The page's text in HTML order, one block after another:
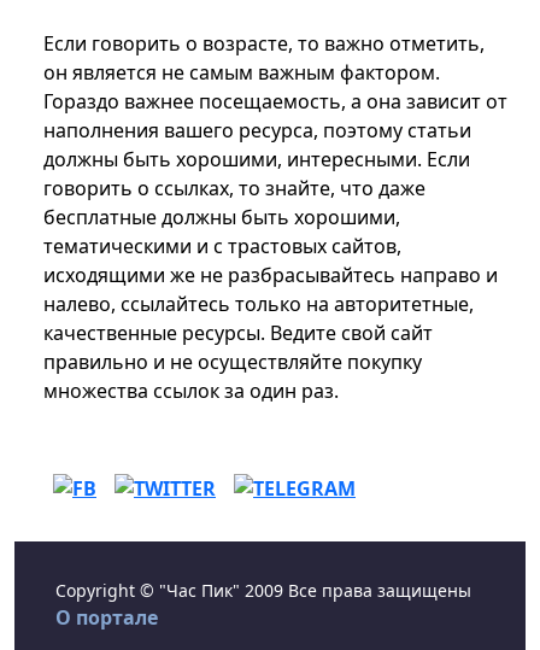
Если говорить о возрасте, то важно отметить,
он является не самым важным фактором.
Гораздо важнее посещаемость, а она зависит от
наполнения вашего ресурса, поэтому статьи
должны быть хорошими, интересными. Если
говорить о ссылках, то знайте, что даже
бесплатные должны быть хорошими,
тематическими и с трастовых сайтов,
исходящими же не разбрасывайтесь направо и
налево, ссылайтесь только на авторитетные,
качественные ресурсы. Ведите свой сайт
правильно и не осуществляйте покупку
множества ссылок за один раз.
Copyright © "Час Пик" 2009 Все права защищены
О портале